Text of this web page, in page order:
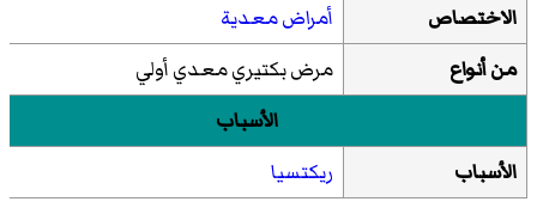
الاختصاص
أمراض معدية
من أنواع
مرض بكتيري معدي أولي
الأسباب
الأسباب
ريكتسيا